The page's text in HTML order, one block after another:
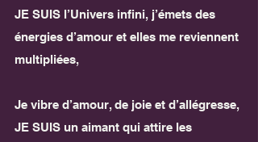
JE SUIS l’Univers infini, j’émets des
énergies d’amour et elles me reviennent
multipliées,
Je vibre d’amour, de joie et d’allégresse,
JE SUIS un aimant qui attire les